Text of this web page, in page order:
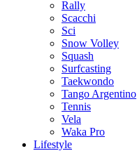
Rally
Scacchi
Sci
Snow Volley
Squash
Surfcasting
Taekwondo
Tango Argentino
Tennis
Vela
Waka Pro
Lifestyle